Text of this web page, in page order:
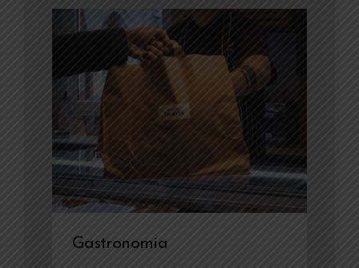
Gastronomia